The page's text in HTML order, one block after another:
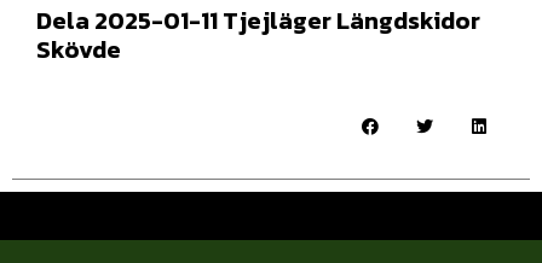
Dela 2025-01-11 Tjejläger Längdskidor
Skövde